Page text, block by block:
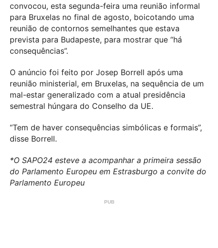
convocou, esta segunda-feira uma reunião informal
para Bruxelas no final de agosto, boicotando uma
reunião de contornos semelhantes que estava
prevista para Budapeste, para mostrar que “há
consequências”.
O anúncio foi feito por Josep Borrell após uma
reunião ministerial, em Bruxelas, na sequência de um
mal-estar generalizado com a atual presidência
semestral húngara do Conselho da UE.
“Tem de haver consequências simbólicas e formais”,
disse Borrell.
*O SAPO24 esteve a acompanhar a primeira sessão
do Parlamento Europeu em Estrasburgo a convite do
Parlamento Europeu